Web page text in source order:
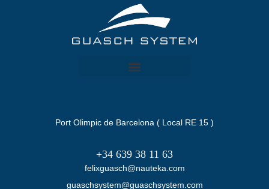
Port Olimpic de Barcelona ( Local RE 15 )
+34 639 38 11 63
felixguasch@nauteka.com
guaschsystem@guaschsystem.com